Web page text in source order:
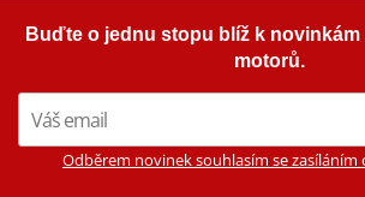
Buďte o jednu stopu blíž k novinkám
motorů.
Odběrem novinek souhlasím se zasíláním